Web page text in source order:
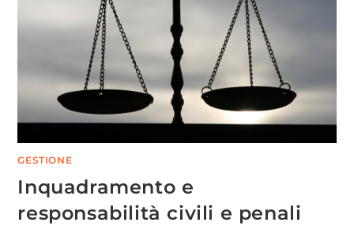
GESTIONE
Inquadramento e
responsabilità civili e penali